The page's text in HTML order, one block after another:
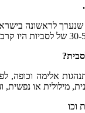
לראשונה בישראל
אלימה וכופה,
מילולית או
וכו